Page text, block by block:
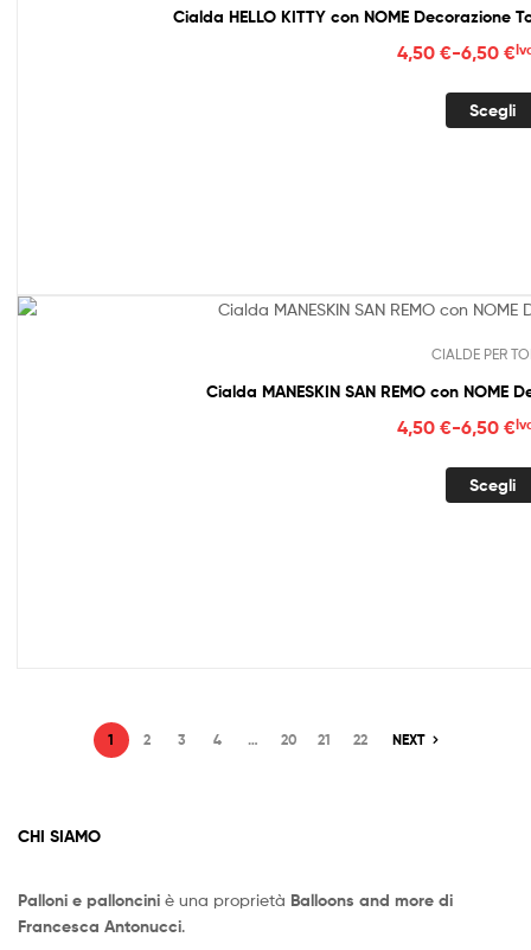
Cialda HELLO KITTY con NOME Decorazione
4,50 €-6,50 €
Scegli
CIALDE PER
Cialda MANESKIN SAN REMO con NOME
4,50 €-6,50 €
Scegli
1 2 3 4 … 20 21 22 NEXT
CHI SIAMO
Palloni e palloncini è una proprietà Balloons and more di
Francesca Antonucci.